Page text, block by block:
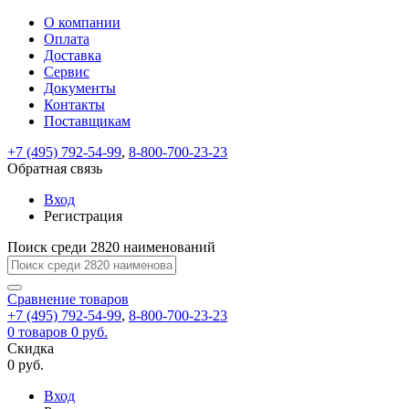
ВходРегистрация
Только
test@example.com
отправлена
по
ней
для
регистрации.
Ок
Только
Запомнить
меня
Забыли
Восстановление
пароля
Заполните
форму.
Мы
отправим
ссылку
на
указанный
электронный
адрес,
перейдя
по
которой
вы
новый
На
вашу
test@test.ru
отправлена
ссылка.
Перейдите
по
для
смены
пароля.
Введите
новый
пароль
Сменить
Пароль
успешно
Войти
Обратная
связь
Сообщение
пользовательского
соглашения
Ваше
сообщение
успешно
О компании
Оплата
Доставка
Сервис
Документы
Контакты
Поставщикам
+7 (495) 792-54-99, 8-800-700-23-23
Обратная связь
Вход
Регистрация
Поиск среди 2820 наименований
Сравнение товаров
+7 (495) 792-54-99, 8-800-700-23-23
0 товаров 0 руб.
Скидка
0 руб.
Вход